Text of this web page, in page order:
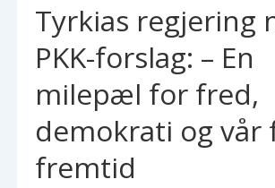
Tyrkias regjering
PKK-forslag: – En
milepæl for fred,
demokrati og vår
fremtid